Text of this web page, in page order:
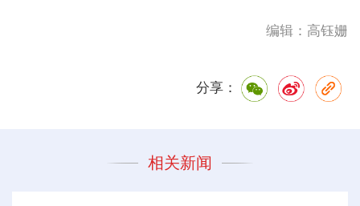
编辑：高钰姗
分享：
相关新闻